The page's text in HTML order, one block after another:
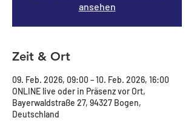
ansehen
Zeit & Ort
09. Feb. 2026, 09:00 – 10. Feb. 2026, 16:00
ONLINE live oder in Präsenz vor Ort,
Bayerwaldstraße 27, 94327 Bogen,
Deutschland